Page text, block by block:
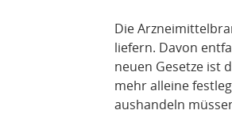
Die
liefern. Davon
neuen Gesetze ist
mehr alleine
aushandeln